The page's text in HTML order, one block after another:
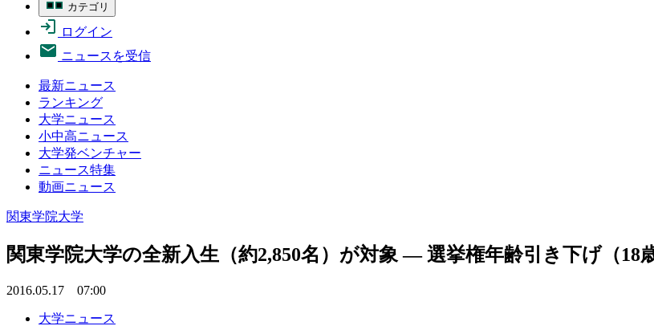
カテゴリ
ログイン
ニュースを受信
最新ニュース
ランキング
大学ニュース
小中高ニュース
大学発ベンチャー
ニュース特集
動画ニュース
関東学院大学
関東学院大学の全新入生（約2,850名）が対象 — 選挙権年齢引き下げ（18
2016.05.17 07:00
大学ニュース